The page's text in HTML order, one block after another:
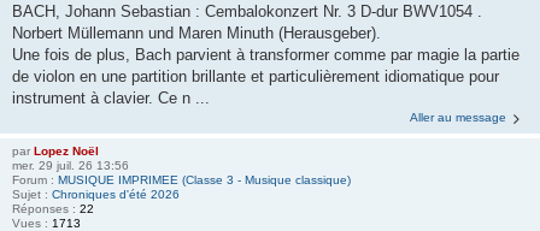
BACH, Johann Sebastian : Cembalokonzert Nr. 3 D-dur BWV1054 .
Norbert Müllemann und Maren Minuth (Herausgeber).
Une fois de plus, Bach parvient à transformer comme par magie la partie
de violon en une partition brillante et particulièrement idiomatique pour
instrument à clavier. Ce n ...
Aller au message
par Lopez Noël
mer. 29 juil. 26 13:56
Forum : MUSIQUE IMPRIMEE (Classe 3 - Musique classique)
Sujet : Chroniques d'été 2026
Réponses : 22
Vues : 1713